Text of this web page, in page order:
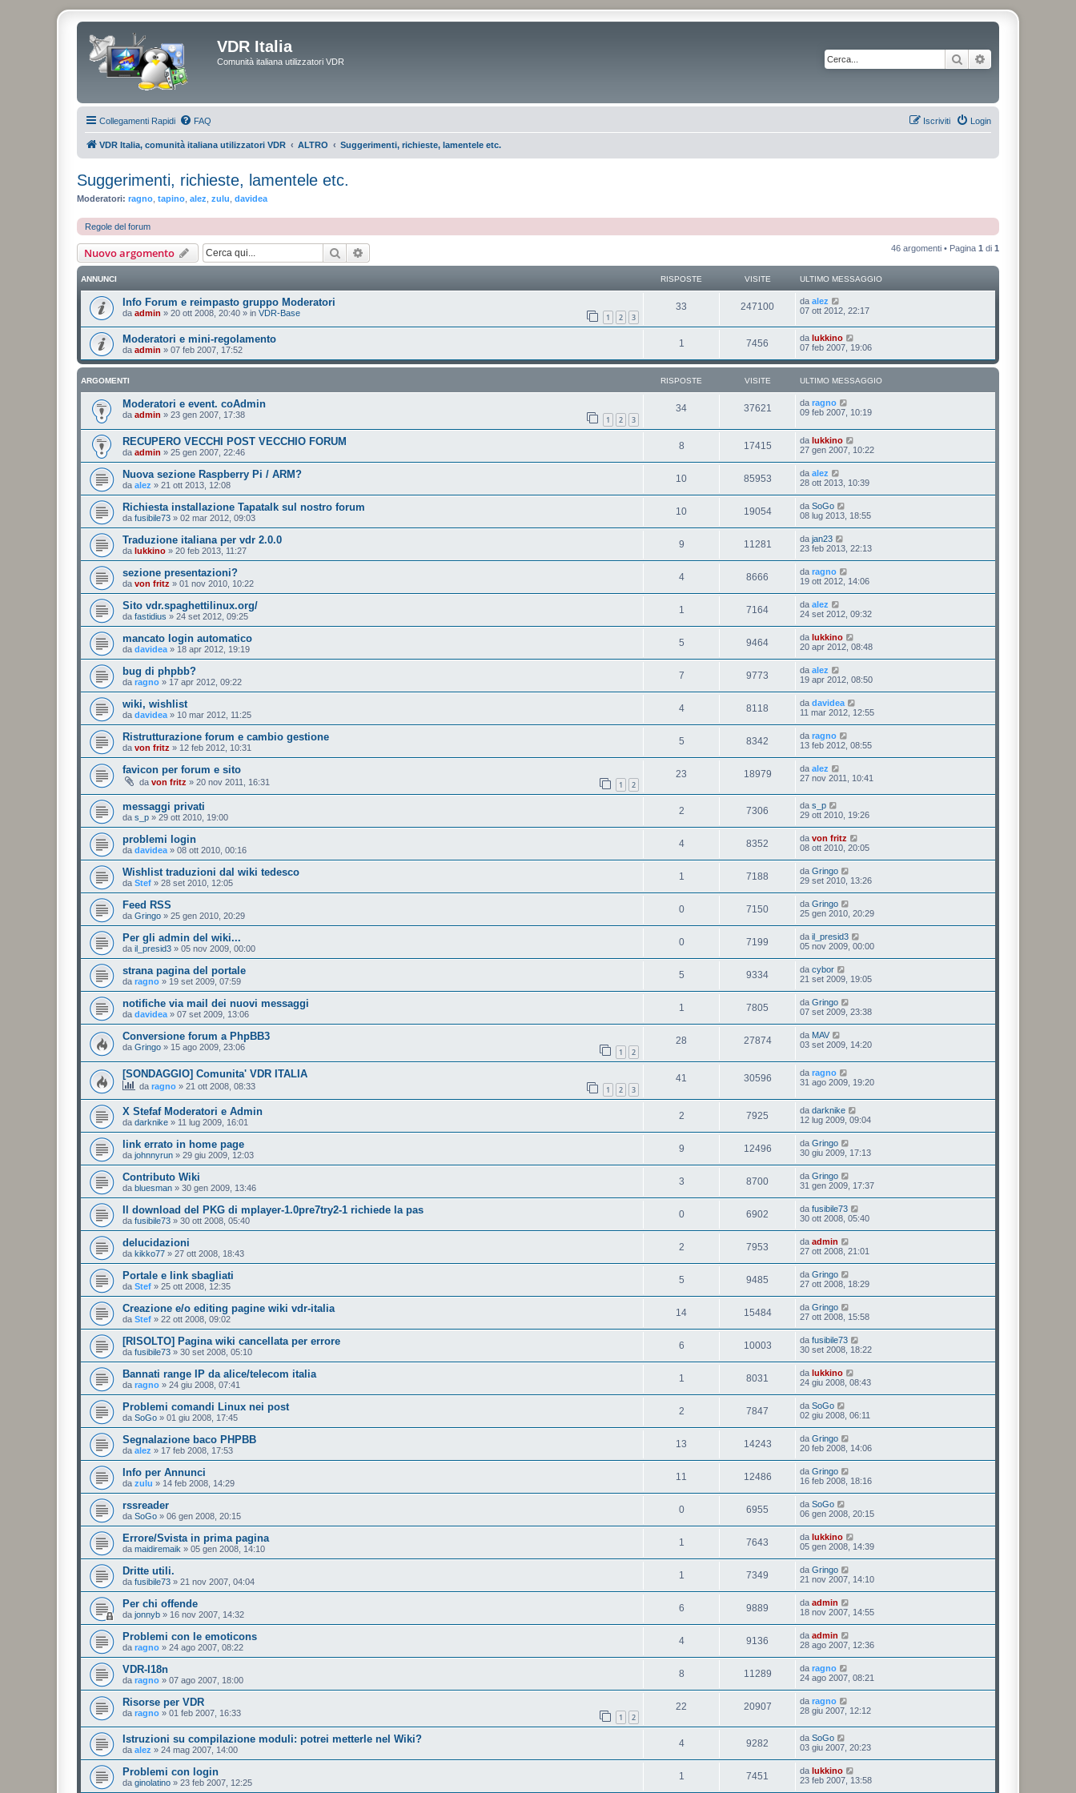
VDR Italia
Comunità italiana utilizzatori VDR Cerca
Collegamenti Rapidi FAQ Login
Iscriviti
VDR Italia, comunità italiana utilizzatori VDR ALTRO Suggerimenti, richieste, lamentele etc.
Suggerimenti, richieste, lamentele etc.
Moderatori: ragno tapino alez zulu davidea
Regole del forum
Nuovo argomento Cerca 46 argomenti • Pagina 1 di 1
ANNUNCI RISPOSTE VISITE ULTIMO MESSAGGIO
Info Forum e reimpasto gruppo Moderatori
da admin » 20 ott 2008, 20:40 » in VDR-Base 1 2 3
33 247100 da alez
07 ott 2012, 22:17
Moderatori e mini-regolamento
da admin » 07 feb 2007, 17:52
1 7456 da lukkino
07 feb 2007, 19:06
ARGOMENTI RISPOSTE VISITE ULTIMO MESSAGGIO
Moderatori e event. coAdmin
da admin » 23 gen 2007, 17:38 1 2 3
34 37621 da ragno
09 feb 2007, 10:19
RECUPERO VECCHI POST VECCHIO FORUM
da admin » 25 gen 2007, 22:46
8 17415 da lukkino
27 gen 2007, 10:22
Nuova sezione Raspberry Pi / ARM?
da alez » 21 ott 2013, 12:08
10 85953 da alez
28 ott 2013, 10:39
Richiesta installazione Tapatalk sul nostro forum
da fusibile73 » 02 mar 2012, 09:03
10 19054 da SoGo
08 lug 2013, 18:55
Traduzione italiana per vdr 2.0.0
da lukkino » 20 feb 2013, 11:27
9 11281 da jan23
23 feb 2013, 22:13
sezione presentazioni?
da von fritz » 01 nov 2010, 10:22
4 8666 da ragno
19 ott 2012, 14:06
Sito vdr.spaghettilinux.org/
da fastidius » 24 set 2012, 09:25
1 7164 da alez
24 set 2012, 09:32
mancato login automatico
da davidea » 18 apr 2012, 19:19
5 9464 da lukkino
20 apr 2012, 08:48
bug di phpbb?
da ragno » 17 apr 2012, 09:22
7 9773 da alez
19 apr 2012, 08:50
wiki, wishlist
da davidea » 10 mar 2012, 11:25
4 8118 da davidea
11 mar 2012, 12:55
Ristrutturazione forum e cambio gestione
da von fritz » 12 feb 2012, 10:31
5 8342 da ragno
13 feb 2012, 08:55
favicon per forum e sito
da von fritz » 20 nov 2011, 16:31 1 2
23 18979 da alez
27 nov 2011, 10:41
messaggi privati
da s_p » 29 ott 2010, 19:00
2 7306 da s_p
29 ott 2010, 19:26
problemi login
da davidea» 08 ott 2010, 00:16
4 8352 da von fritz
08 ott 2010, 20:05
Wishlist traduzioni dal wiki tedesco
da Stef » 28 set 2010, 12:05
1 7188 da Gringo
29 set 2010, 13:26
Feed RSS
da Gringo » 25 gen 2010, 20:29
0 7150 da Gringo
25 gen 2010, 20:29
Per gli admin del wiki...
da il_presid3 » 05 nov 2009, 00:00
0 7199 da il_presid3
05 nov 2009, 00:00
strana pagina del portale
da ragno » 19 set 2009, 07:59
5 9334 da cybor
21 set 2009, 19:05
notifiche via mail dei nuovi messaggi
da davidea» 07 set 2009, 13:06
1 7805 da Gringo
07 set 2009, 23:38
Conversione forum a PhpBB3
da Gringo » 15 ago 2009, 23:06 1 2
28 27874 da MAV
03 set 2009, 14:20
[SONDAGGIO] Comunita' VDR ITALIA
da ragno » 21 ott 2008, 08:33 1 2 3
41 30596 da ragno
31 ago 2009, 19:20
X Stefaf Moderatori e Admin
da darknike » 11 lug 2009, 16:01
2 7925 da darknike
12 lug 2009, 09:04
link errato in home page
da johnnyrun » 29 giu 2009, 12:03
9 12496 da Gringo
30 giu 2009, 17:13
Contributo Wiki
da bluesman » 30 gen 2009, 13:46
3 8700 da Gringo
31 gen 2009, 17:37
Il download del PKG di mplayer-1.0pre7try2-1 richiede la pas
da fusibile73 » 30 ott 2008, 05:40
0 6902 da fusibile73
30 ott 2008, 05:40
delucidazioni
da kikko77 » 27 ott 2008, 18:43
2 7953 da admin
27 ott 2008, 21:01
Portale e link sbagliati
da Stef » 25 ott 2008, 12:35
5 9485 da Gringo
27 ott 2008, 18:29
Creazione e/o editing pagine wiki vdr-italia
da Stef » 22 ott 2008, 09:02
14 15484 da Gringo
27 ott 2008, 15:58
[RISOLTO] Pagina wiki cancellata per errore
da fusibile73 » 30 set 2008, 05:10
6 10003 da fusibile73
30 set 2008, 18:22
Bannati range IP da alice/telecom italia
da ragno » 24 giu 2008, 07:41
1 8031 da lukkino
24 giu 2008, 08:43
Problemi comandi Linux nei post
da SoGo » 01 giu 2008, 17:45
2 7847 da SoGo
02 giu 2008, 06:11
Segnalazione baco PHPBB
da alez » 17 feb 2008, 17:53
13 14243 da Gringo
20 feb 2008, 14:06
Info per Annunci
da zulu » 14 feb 2008, 14:29
11 12486 da Gringo
16 feb 2008, 18:16
rssreader
da SoGo » 06 gen 2008, 20:15
0 6955 da SoGo
06 gen 2008, 20:15
Errore/Svista in prima pagina
da maidiremaik » 05 gen 2008, 14:10
1 7643 da lukkino
05 gen 2008, 14:39
Dritte utili.
da fusibile73 » 21 nov 2007, 04:04
1 7349 da Gringo
21 nov 2007, 14:10
Per chi offende
da jonnyb » 16 nov 2007, 14:32
6 9889 da admin
18 nov 2007, 14:55
Problemi con le emoticons
da ragno » 24 ago 2007, 08:22
4 9136 da admin
28 ago 2007, 12:36
VDR-I18n
da ragno » 07 ago 2007, 18:00
8 11289 da ragno
24 ago 2007, 08:21
Risorse per VDR
da ragno » 01 feb 2007, 16:33 1 2
22 20907 da ragno
28 giu 2007, 12:12
Istruzioni su compilazione moduli: potrei metterle nel Wiki?
da alez » 24 mag 2007, 14:00
4 9282 da SoGo
03 giu 2007, 20:23
Problemi con login
da ginolatino » 23 feb 2007, 12:25
1 7451 da lukkino
23 feb 2007, 13:58